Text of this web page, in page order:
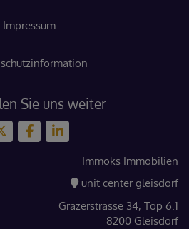
Impressum
Sie uns weiter
Immoks Immobilien
unit center gleisdorf
Grazerstrasse 34, Top 6.1
8200 Gleisdorf